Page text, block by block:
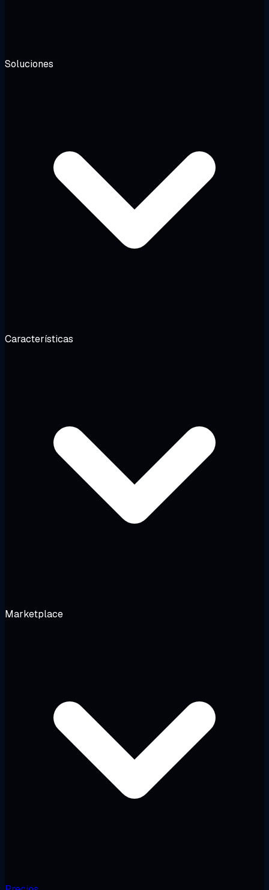
Soluciones
Características
Marketplace